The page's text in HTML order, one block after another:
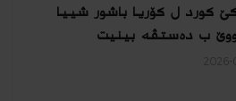
کورد ل کۆریا باشور شییا
ب دەستڤە بینیت